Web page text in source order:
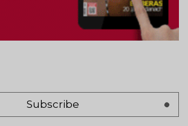
Subscribe